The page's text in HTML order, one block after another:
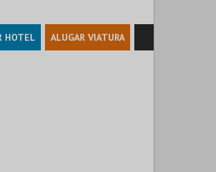
HOTEL ALUGAR VIATURA